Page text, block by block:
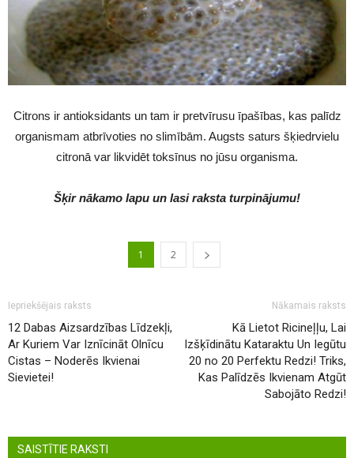
Citrons ir antioksidants un tam ir pretvīrusu īpašības, kas palīdz
organismam atbrīvoties no slimībām. Augsts saturs šķiedrvielu
citronā var likvidēt toksīnus no jūsu organisma.
Šķir nākamo lapu un lasi raksta turpinājumu!
1 2
Iepriekšējais raksts
12 Dabas Aizsardzības Līdzekļi,
Ar Kuriem Var Iznīcināt Olnīcu
Cistas – Noderēs Ikvienai
Sievietei!
Nākamais raksts
Kā Lietot Ricineļļu, Lai
Izšķīdinātu Kataraktu Un Iegūtu
20 no 20 Perfektu Redzi! Triks,
Kas Palīdzēs Ikvienam Atgūt
Sabojāto Redzi!
SAISTĪTIE RAKSTI